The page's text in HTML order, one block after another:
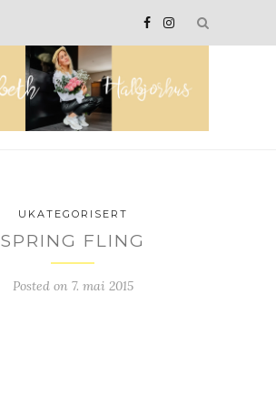
UKATEGORISERT
SPRING FLING
Posted on 7. mai 2015